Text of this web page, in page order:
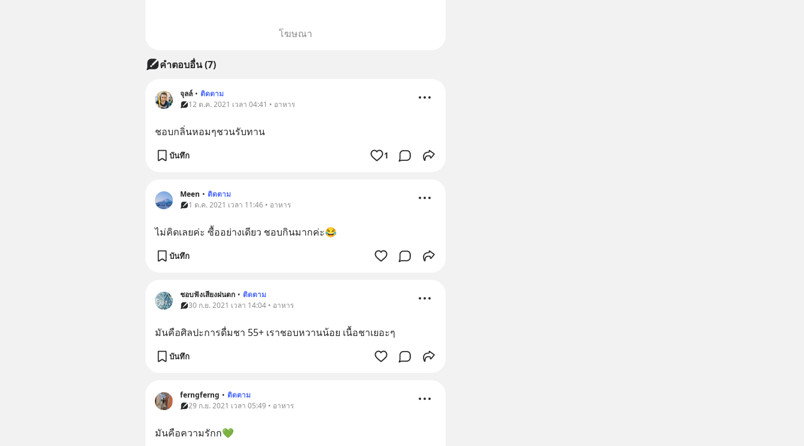
โฆษณา
คำตอบอื่น(7)
จุลล์ • ติดตาม
12 ต.ค. 2021 เวลา 04:41 • อาหาร
ชอบกลิ่นหอมๆชวนรับทาน
บันทึก 1
Meen • ติดตาม
1 ต.ค. 2021 เวลา 11:46 • อาหาร
ไม่คิดเลยค่ะ ซื้ออย่างเดียว ชอบกินมากค่ะ😂
บันทึก
ชอบฟังเสียงฝนตก • ติดตาม
30 ก.ย. 2021 เวลา 14:04 • อาหาร
มันคือศิลปะการดื่มชา 55+ เราชอบหวานน้อย เนื้อชาเยอะๆ
บันทึก
ferngferng • ติดตาม
29 ก.ย. 2021 เวลา 05:49 • อาหาร
มันคือความรักก💚